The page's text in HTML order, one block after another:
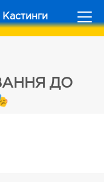
Кастинги
ДО